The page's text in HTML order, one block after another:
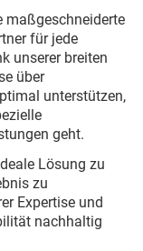
maßgeschneiderte
für jede
unserer breiten
über
unterstützen,
geht.
Lösung zu
zu
Expertise und
nachhaltig